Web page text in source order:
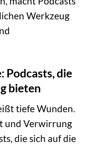
Werkzeug
Podcasts, die
bieten
tiefe Wunden.
und Verwirrung
die sich auf die